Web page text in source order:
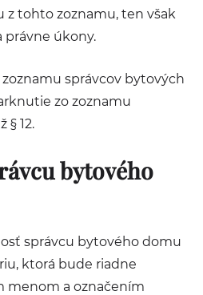
z tohto zoznamu, ten však
úkony.
správcov bytových
zo zoznamu
§ 12.
bytového
správcu bytového domu
ktorá bude riadne
menom a označením